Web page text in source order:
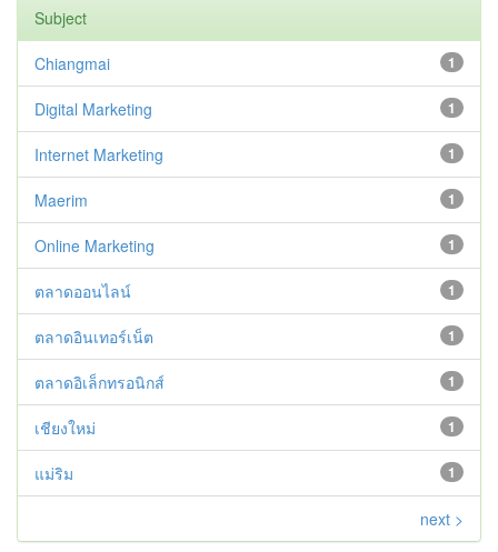
Subject
1
Chiangmai
1
Digital Marketing
1
Internet Marketing
1
Maerim
1
Online Marketing
1
ตลาดออนไลน์
1
ตลาดอินเทอร์เน็ต
1
ตลาดอิเล็กทรอนิกส์
1
เชียงใหม่
1
แม่ริม
next >